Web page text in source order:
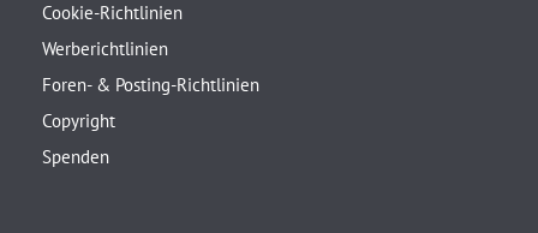
Cookie-Richtlinien
Werberichtlinien
Foren- & Posting-Richtlinien
Copyright
Spenden